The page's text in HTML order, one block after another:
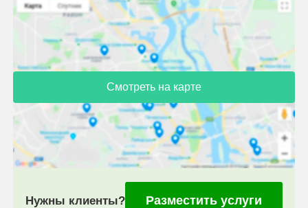
Смотреть на карте
Нужны клиенты? Разместить услуги